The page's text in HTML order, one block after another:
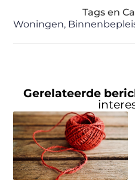
Tags en
Woningen,
Gerelateerde